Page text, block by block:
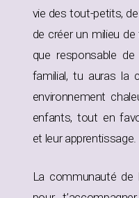
vie des tout-petits,
de créer un milieu
que responsable
familial, tu auras la
environnement
enfants, tout en
et leur apprentissage.
La communauté de